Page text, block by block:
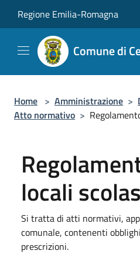
Regione Emilia-Romagna
Comune di
Home > Amministrazione >
Atto normativo >
locali
Si tratta di atti normativi,
comunale, contenenti
prescrizioni.